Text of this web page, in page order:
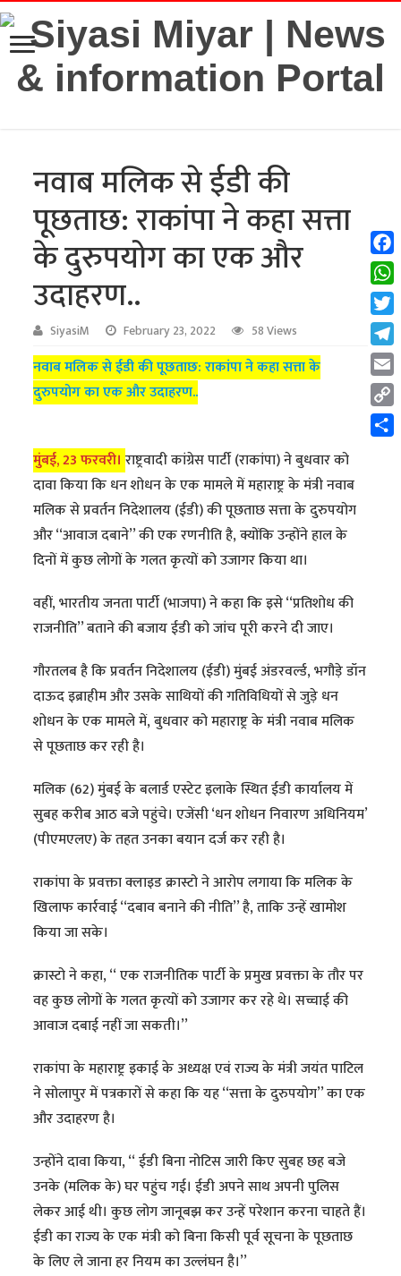
नवाब मलिक से ईडी की
पूछताछ: राकांपा ने कहा सत्ता
के दुरुपयोग का एक और
उदाहरण..
SiyasiM February 23, 2022 58 Views
नवाब मलिक से ईडी की पूछताछ: राकांपा ने कहा सत्ता के
दुरुपयोग का एक और उदाहरण..
मुंबई, 23 फरवरी।राष्ट्रवादी कांग्रेस पार्टी (राकांपा) ने बुधवार को
दावा किया कि धन शोधन के एक मामले में महाराष्ट्र के मंत्री नवाब
मलिक से प्रवर्तन निदेशालय (ईडी) की पूछताछ सत्ता के दुरुपयोग
और ‘‘आवाज दबाने’’ की एक रणनीति है, क्योंकि उन्होंने हाल के
दिनों में कुछ लोगों के गलत कृत्यों को उजागर किया था।
वहीं, भारतीय जनता पार्टी (भाजपा) ने कहा कि इसे ‘‘प्रतिशोध की
राजनीति’’ बताने की बजाय ईडी को जांच पूरी करने दी जाए।
गौरतलब है कि प्रवर्तन निदेशालय (ईडी) मुंबई अंडरवर्ल्ड, भगौड़े डॉन
दाऊद इब्राहीम और उसके साथियों की गतिविधियों से जुड़े धन
शोधन के एक मामले में, बुधवार को महाराष्ट्र के मंत्री नवाब मलिक
से पूछताछ कर रही है।
मलिक (62) मुंबई के बलार्ड एस्टेट इलाके स्थित ईडी कार्यालय में
सुबह करीब आठ बजे पहुंचे। एजेंसी ‘धन शोधन निवारण अधिनियम’
(पीएमएलए) के तहत उनका बयान दर्ज कर रही है।
राकांपा के प्रवक्ता क्लाइड क्रास्टो ने आरोप लगाया कि मलिक के
खिलाफ कार्रवाई ‘‘दबाव बनाने की नीति’’ है, ताकि उन्हें खामोश
किया जा सके।
क्रास्टो ने कहा, ‘‘ एक राजनीतिक पार्टी के प्रमुख प्रवक्ता के तौर पर
वह कुछ लोगों के गलत कृत्यों को उजागर कर रहे थे। सच्चाई की
आवाज दबाई नहीं जा सकती।’’
राकांपा के महाराष्ट्र इकाई के अध्यक्ष एवं राज्य के मंत्री जयंत पाटिल
ने सोलापुर में पत्रकारों से कहा कि यह ‘‘सत्ता के दुरुपयोग’’ का एक
और उदाहरण है।
उन्होंने दावा किया, ‘‘ ईडी बिना नोटिस जारी किए सुबह छह बजे
उनके (मलिक के) घर पहुंच गई। ईडी अपने साथ अपनी पुलिस
लेकर आई थी। कुछ लोग जानूबझ कर उन्हें परेशान करना चाहते हैं।
ईडी का राज्य के एक मंत्री को बिना किसी पूर्व सूचना के पूछताछ
के लिए ले जाना हर नियम का उल्लंघन है।’’
Copy
Link